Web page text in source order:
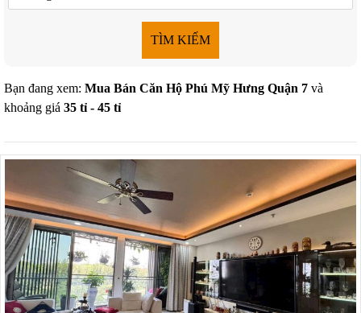
TÌM KIẾM
Bạn đang xem: Mua Bán Căn Hộ Phú Mỹ Hưng Quận 7 và
khoảng giá 35 tỉ - 45 tỉ